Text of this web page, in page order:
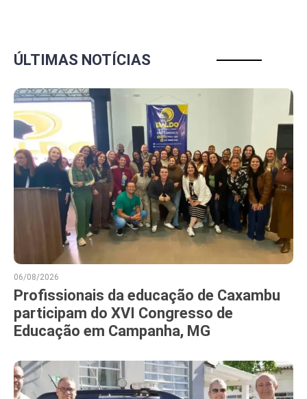
ÚLTIMAS NOTÍCIAS
06/08/2026
Profissionais da educação de Caxambu
participam do XVI Congresso de
Educação em Campanha, MG